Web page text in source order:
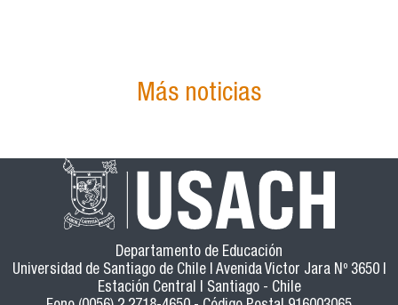
Más noticias
Departamento de Educación
Universidad de Santiago de Chile | Avenida Victor Jara Nº 3650 |
Estación Central | Santiago - Chile